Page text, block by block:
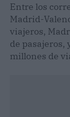
Entre los
Madrid-
viajeros,
de pasajeros,
millones de